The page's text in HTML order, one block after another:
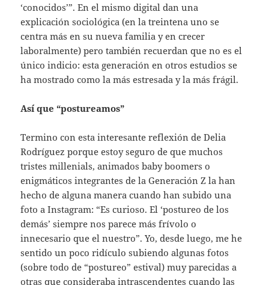
‘conocidos’”. En el mismo digital dan una
explicación sociológica (en la treintena uno se
centra más en su nueva familia y en crecer
laboralmente) pero también recuerdan que no es el
único indicio: esta generación en otros estudios se
ha mostrado como la más estresada y la más frágil.
Así que “postureamos”
Termino con esta interesante reflexión de Delia
Rodríguez porque estoy seguro de que muchos
tristes millenials, animados baby boomers o
enigmáticos integrantes de la Generación Z la han
hecho de alguna manera cuando han subido una
foto a Instagram: “Es curioso. El ‘postureo de los
demás’ siempre nos parece más frívolo o
innecesario que el nuestro”. Yo, desde luego, me he
sentido un poco ridículo subiendo algunas fotos
(sobre todo de “postureo” estival) muy parecidas a
otras que consideraba intrascendentes cuando las